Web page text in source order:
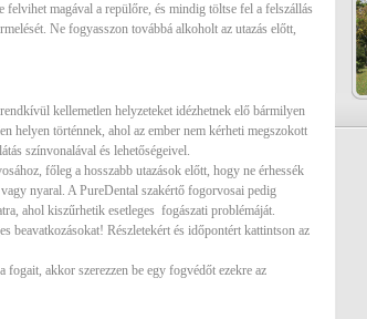
magával a repülőre, és mindig töltse fel a felszállás
Ne fogyasszon továbbá alkoholt az utazás előtt,
kellemetlen helyzeteket idézhetnek elő bármilyen
helyen történnek, ahol az ember nem kérheti megszokott
színvonalával és lehetőségeivel.
főleg a hosszabb utazások előtt, hogy ne érhessék
nyaral. A PureDental szakértő fogorvosai pedig
ahol kiszűrhetik esetleges fogászati problémáját.
beavatkozásokat! Részletekért és időpontért kattintson az
fogait, akkor szerezzen be egy fogvédőt ezekre az